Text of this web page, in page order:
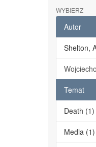
WYBIERZ
Autor
Shelton,
Temat
Death (1)
Media (1)